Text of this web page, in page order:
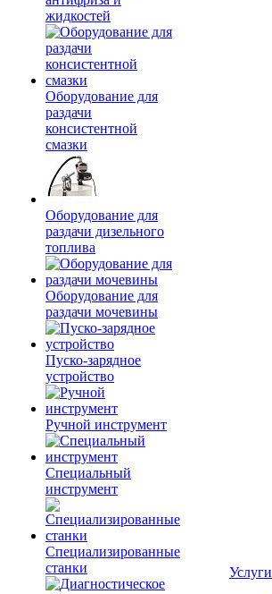
жидкостей
Оборудование для
раздачи
консистентной
смазки
Оборудование для
раздачи дизельного
топлива
Оборудование для
раздачи мочевины
Пуско-зарядное
устройство
Ручной инструмент
Специальный
инструмент
Специализированные
станки
Услуги